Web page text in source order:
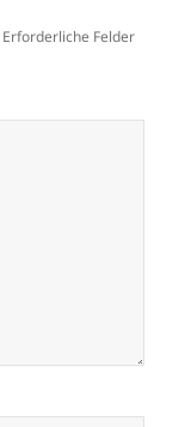
Erforderliche Felder